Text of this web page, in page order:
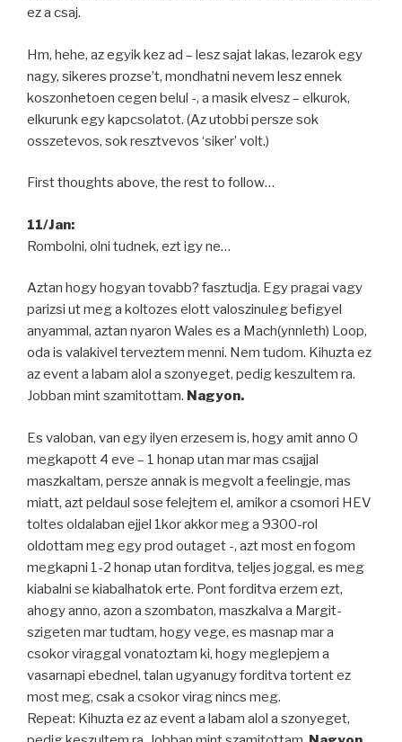
ez a csaj.
Hm, hehe, az egyik kez ad – lesz sajat lakas, lezarok egy
nagy, sikeres prozse’t, mondhatni nevem lesz ennek
koszonhetoen cegen belul -, a masik elvesz – elkurok,
elkurunk egy kapcsolatot. (Az utobbi persze sok
osszetevos, sok resztvevos ‘siker’ volt.)
First thoughts above, the rest to follow…
11/Jan:
Rombolni, olni tudnek, ezt igy ne…
Aztan hogy hogyan tovabb? fasztudja. Egy pragai vagy
parizsi ut meg a koltozes elott valoszinuleg befigyel
anyammal, aztan nyaron Wales es a Mach(ynnleth) Loop,
oda is valakivel terveztem menni. Nem tudom. Kihuzta ez
az event a labam alol a szonyeget, pedig keszultem ra.
Jobban mint szamitottam. Nagyon.
Es valoban, van egy ilyen erzesem is, hogy amit anno O
megkapott 4 eve – 1 honap utan mar mas csajjal
maszkaltam, persze annak is megvolt a feelingje, mas
miatt, azt peldaul sose felejtem el, amikor a csomori HEV
toltes oldalaban ejjel 1kor akkor meg a 9300-rol
oldottam meg egy prod outaget -, azt most en fogom
megkapni 1-2 honap utan forditva, teljes joggal, es meg
kiabalni se kiabalhatok erte. Pont forditva erzem ezt,
ahogy anno, azon a szombaton, maszkalva a Margit-
szigeten mar tudtam, hogy vege, es masnap mar a
csokor viraggal vonatoztam ki, hogy meglepjem a
vasarnapi ebednel, talan ugyanugy forditva tortent ez
most meg, csak a csokor virag nincs meg.
Repeat: Kihuzta ez az event a labam alol a szonyeget,